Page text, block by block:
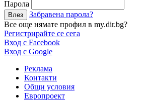
Парола
Забравена парола?
Все още нямате профил в my.dir.bg?
Регистрирайте се сега
Вход с Facebook
Вход с Google
Реклама
Контакти
Общи условия
Европроект